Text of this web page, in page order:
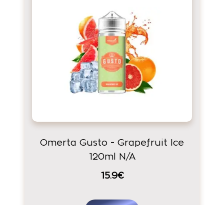
Omerta Gusto - Grapefruit Ice
120ml N/A
15.9€